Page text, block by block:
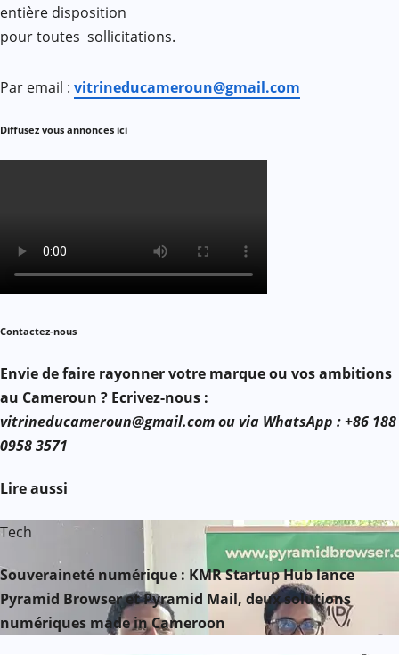
entière disposition
pour toutes sollicitations.
Par email : vitrineducameroun@gmail.com
Diffusez vous annonces ici
Contactez-nous
Envie de faire rayonner votre marque ou vos ambitions
au Cameroun ? Ecrivez-nous :
vitrineducameroun@gmail.com ou via WhatsApp : +86 188
0958 3571
Lire aussi
Tech
Souveraineté numérique : KMR Startup Hub lance
Pyramid Browser et Pyramid Mail, deux solutions
numériques made in Cameroon